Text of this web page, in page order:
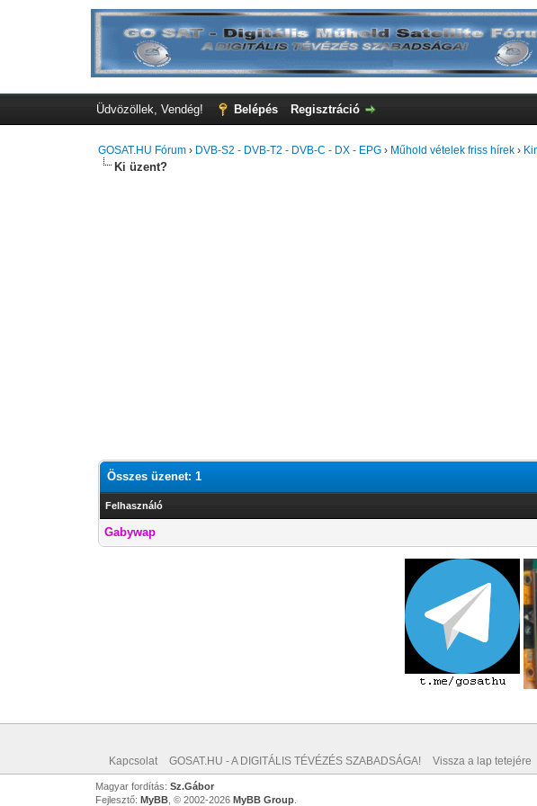
Üdvözöllek, Vendég! Belépés Regisztráció
GOSAT.HU Fórum › DVB-S2 - DVB-T2 - DVB-C - DX - EPG › Műhold vételek friss hírek ›
Ki üzent?
Összes üzenet: 1
Felhasználó
Gabywap
Kapcsolat GOSAT.HU - A DIGITÁLIS TÉVÉZÉS SZABADSÁGA! Vissza a lap tetejére
Magyar fordítás: Sz.Gábor
Fejlesztő: MyBB, © 2002-2026 MyBB Group.